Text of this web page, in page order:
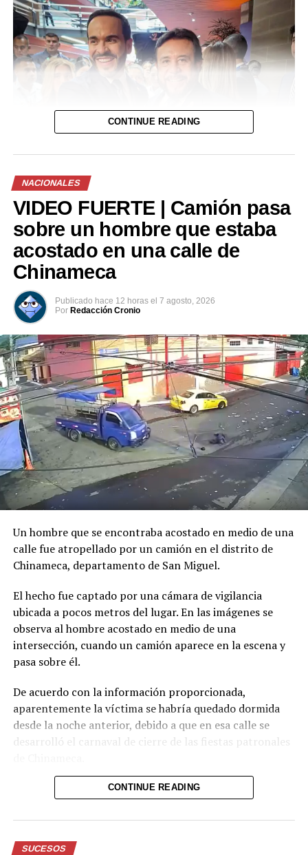
Previo al acto protocolario, el Vicemandatario
salvadoreño, dialogó con el Presidente Abelardo de la
Espriella, a quien envió un afectuoso saludo de parte del
Presidente Bukele y expresó sus mejores deseos al
asumir esta nueva responsabilidad al frente de la nación
colombiana.
CONTINUE READING
NACIONALES
VIDEO FUERTE | Camión pasa
sobre un hombre que estaba
acostado en una calle de
Chinameca
Publicado hace 12 horas el 7 agosto, 2026
Por Redacción Cronio
Un hombre que se encontraba acostado en medio de una
calle fue atropellado por un camión en el distrito de
Chinameca, departamento de San Miguel.
El hecho fue captado por una cámara de vigilancia
ubicada a pocos metros del lugar. En las imágenes se
observa al hombre acostado en medio de una
intersección, cuando un camión aparece en la escena y
pasa sobre él.
De acuerdo con la información proporcionada,
aparentemente la víctima se habría quedado dormida
desde la noche anterior, debido a que en esa calle se
desarrolló el carnaval de cierre de las fiestas patronales
Hasta el momento, el texto no proporciona información
circunstancias posteriores al accidente.
Reproductor
CONTINUE READING
SUCESOS